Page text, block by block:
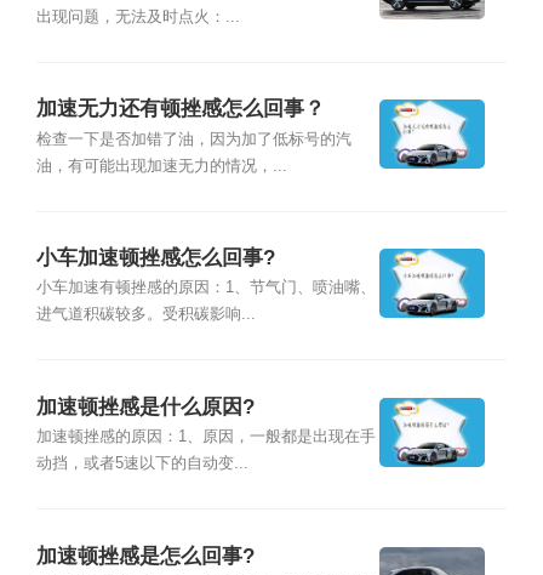
出现问题，无法及时点火：...
加速无力还有顿挫感怎么回事？
检查一下是否加错了油，因为加了低标号的汽
油，有可能出现加速无力的情况，...
小车加速顿挫感怎么回事?
小车加速有顿挫感的原因：1、节气门、喷油嘴、
进气道积碳较多。受积碳影响...
加速顿挫感是什么原因?
加速顿挫感的原因：1、原因，一般都是出现在手
动挡，或者5速以下的自动变...
加速顿挫感是怎么回事?